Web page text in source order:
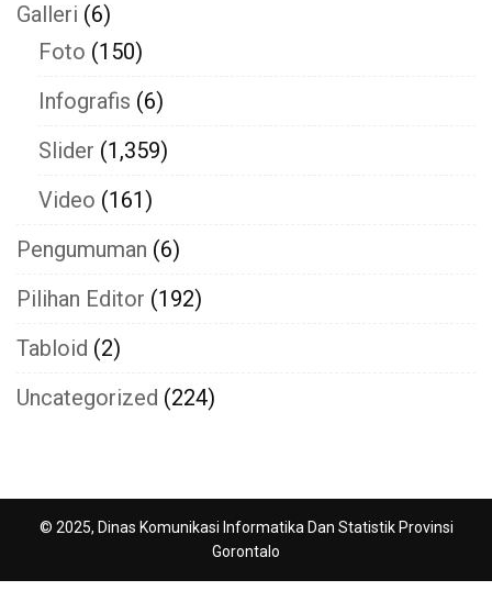
Galleri (6)
Foto (150)
Infografis (6)
Slider (1,359)
Video (161)
Pengumuman (6)
Pilihan Editor (192)
Tabloid (2)
Uncategorized (224)
© 2025, Dinas Komunikasi Informatika Dan Statistik Provinsi
Gorontalo